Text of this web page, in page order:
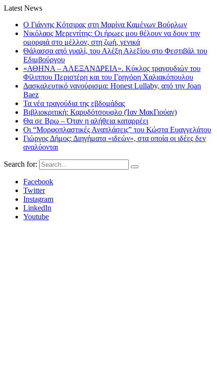
Latest News
Ο Γιάννης Κότσιρας στη Μαρίνα Καμένων Βούρλων
Νικόλαος Μερεντίτης: Οι ήρωες μου θέλουν να δουν την
ομορφιά στο μέλλον, στη ζωή, γενικά
Θάλασσα από γυαλί, του Αλέξη Αλεξίου στο Φεστιβάλ του
Εδιμβούργου
«ΑΘΗΝΑ – ΑΛΕΞΑΝΔΡΕΙΑ». Κύκλος τραγουδιών του
Φίλιππου Περιστέρη και του Γρηγόρη Χαλιακόπουλου
Δασκαλευτικό νανούρισμα: Honest Lullaby, από την Joan
Baez
Τα νέα τραγούδια της εβδομάδας
Βιβλιοκριτική: Καρυδότσουφλο (Ίαν ΜακΓιούαν)
Θα σε Βρω – Όταν η αλήθεια καταρρέει
Οι “Μορφοπλαστικές Αναπλάσεις” του Κώστα Ευαγγελάτου
Γιώργος Δήμος: Διηγήματα «ιδεών», στα οποία οι ιδέες δεν
αναλύονται
Search for:
Facebook
Twitter
Instagram
LinkedIn
Youtube